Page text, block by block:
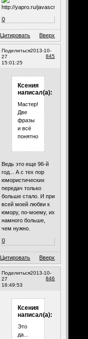
0
Цитировать Вверх
Поделиться
845
2013-10-
27
15:01:25
Ксения
написал(а):
Мастер!
Две
фразы
и всё
понятно.
Ведь это еще 96-й
год... А с тех пор
юмористических
передач только
больше стало. И при
всей моей любви к
юмору, по-моему, их
намного больше,
чем нужно.
0
Цитировать Вверх
Поделиться
846
2013-10-
27
16:49:53
Ксения
написал(а):
Это
да...